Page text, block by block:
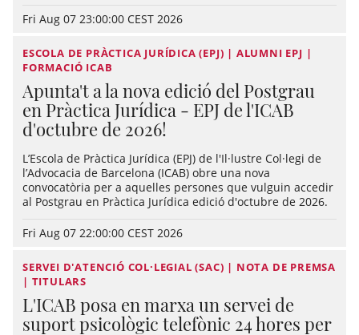
Fri Aug 07 23:00:00 CEST 2026
ESCOLA DE PRÀCTICA JURÍDICA (EPJ) | ALUMNI EPJ |
FORMACIÓ ICAB
Apunta't a la nova edició del Postgrau
en Pràctica Jurídica - EPJ de l'ICAB
d'octubre de 2026!
L’Escola de Pràctica Jurídica (EPJ) de l'Il·lustre Col·legi de
l’Advocacia de Barcelona (ICAB) obre una nova
convocatòria per a aquelles persones que vulguin accedir
al Postgrau en Pràctica Jurídica edició d'octubre de 2026.
Fri Aug 07 22:00:00 CEST 2026
SERVEI D'ATENCIÓ COL·LEGIAL (SAC) | NOTA DE PREMSA
| TITULARS
L'ICAB posa en marxa un servei de
suport psicològic telefònic 24 hores per